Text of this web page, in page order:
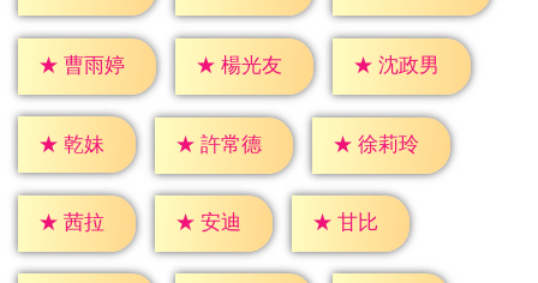
★ 曹雨婷 ★ 楊光友 ★ 沈政男
★ 乾妹 ★ 許常德 ★ 徐莉玲
★ 茜拉 ★ 安迪 ★ 甘比